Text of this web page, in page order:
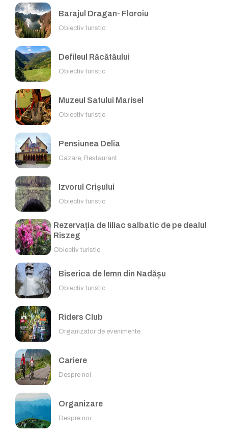
Barajul Dragan- Floroiu
Obiectiv turistic
Defileul Răcătăului
Obiectiv turistic
Muzeul Satului Marisel
Obiectiv turistic
Pensiunea Delia
Cazare, Restaurant
Izvorul Crișului
Obiectiv turistic
Rezervația de liliac salbatic de pe dealul
Riszeg
Obiectiv turistic
Biserica de lemn din Nadășu
Obiectiv turistic
Riders Club
Organizator de evenimente
Cariere
Despre noi
Organizare
Despre noi